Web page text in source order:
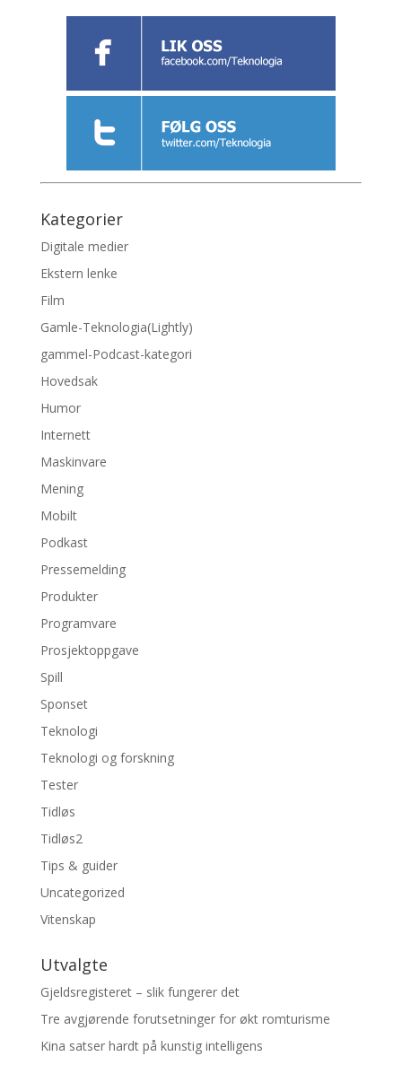
Kategorier
Digitale medier
Ekstern lenke
Film
Gamle-Teknologia(Lightly)
gammel-Podcast-kategori
Hovedsak
Humor
Internett
Maskinvare
Mening
Mobilt
Podkast
Pressemelding
Produkter
Programvare
Prosjektoppgave
Spill
Sponset
Teknologi
Teknologi og forskning
Tester
Tidløs
Tidløs2
Tips & guider
Uncategorized
Vitenskap
Utvalgte
Gjeldsregisteret – slik fungerer det
Tre avgjørende forutsetninger for økt romturisme
Kina satser hardt på kunstig intelligens